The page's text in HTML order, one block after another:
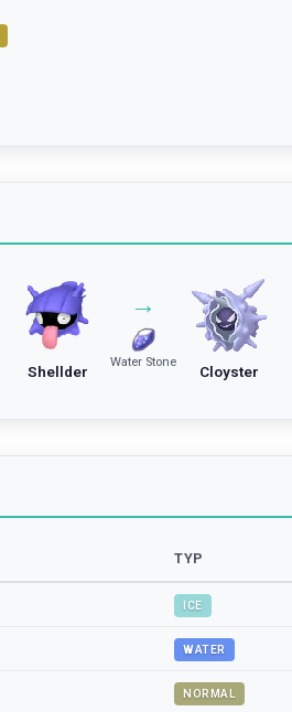
Shellder
→
Water Stone
Cloyster
TYP
ICE
WATER
NORMAL